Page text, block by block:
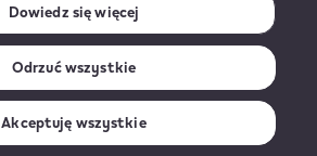
Dowiedz się więcej
Odrzuć wszystkie
Akceptuję wszystkie